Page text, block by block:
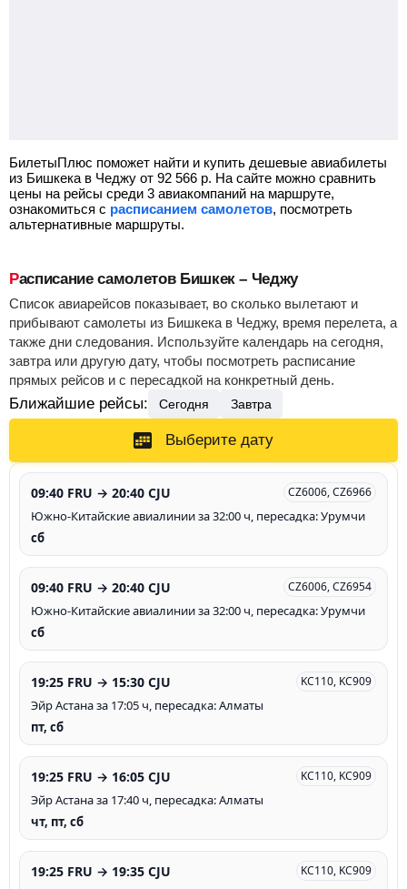
БилетыПлюс поможет найти и купить дешевые авиабилеты
из Бишкека в Чеджу от 92 566 р. На сайте можно сравнить
цены на рейсы среди 3 авиакомпаний на маршруте,
ознакомиться с расписанием самолетов, посмотреть
альтернативные маршруты.
Расписание самолетов Бишкек – Чеджу
Список авиарейсов показывает, во сколько вылетают и
прибывают самолеты из Бишкека в Чеджу, время перелета, а
также дни следования. Используйте календарь на сегодня,
завтра или другую дату, чтобы посмотреть расписание
прямых рейсов и с пересадкой на конкретный день.
Ближайшие рейсы: Сегодня Завтра
Выберите дату
09:40 FRU → 20:40 CJU CZ6006, CZ6966
Южно-Китайские авиалинии за 32:00 ч, пересадка: Урумчи
сб
09:40 FRU → 20:40 CJU CZ6006, CZ6954
Южно-Китайские авиалинии за 32:00 ч, пересадка: Урумчи
сб
19:25 FRU → 15:30 CJU KC110, KC909
Эйр Астана за 17:05 ч, пересадка: Алматы
пт, сб
19:25 FRU → 16:05 CJU KC110, KC909
Эйр Астана за 17:40 ч, пересадка: Алматы
чт, пт, сб
19:25 FRU → 19:35 CJU KC110, KC909